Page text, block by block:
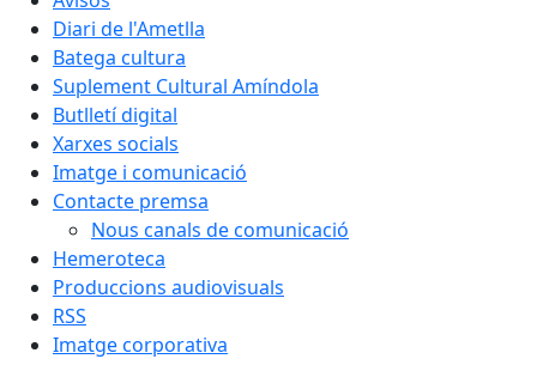
Diari de l'Ametlla
Batega cultura
Suplement Cultural Amíndola
Butlletí digital
Xarxes socials
Imatge i comunicació
Contacte premsa
Nous canals de comunicació
Hemeroteca
Produccions audiovisuals
RSS
Imatge corporativa